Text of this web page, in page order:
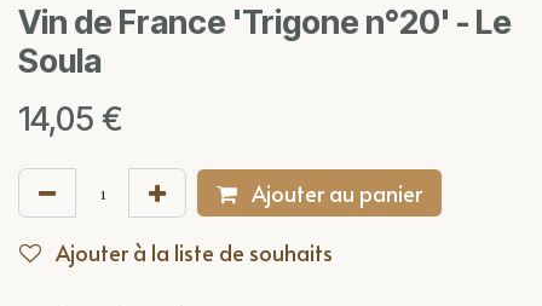
Vin de France 'Trigone n°20' - Le
Soula
14,05 €
Ajouter au panier
Ajouter à la liste de souhaits